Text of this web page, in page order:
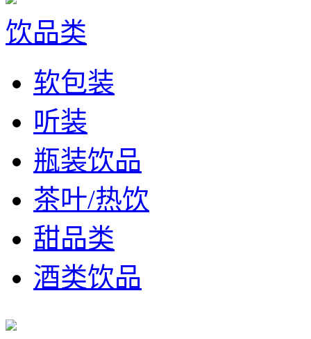
饮品类
软包装
听装
瓶装饮品
茶叶/热饮
甜品类
酒类饮品